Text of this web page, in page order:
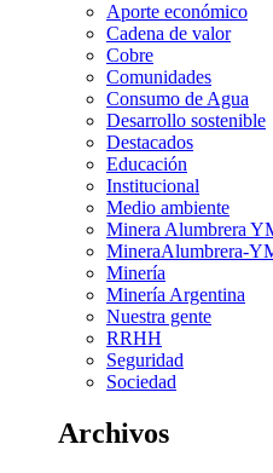
Aporte económico
Cadena de valor
Cobre
Comunidades
Consumo de Agua
Desarrollo sostenible
Destacados
Educación
Institucional
Medio ambiente
Minera Alumbrera
MineraAlumbrera-
Minería
Minería Argentina
Nuestra gente
RRHH
Seguridad
Sociedad
Archivos